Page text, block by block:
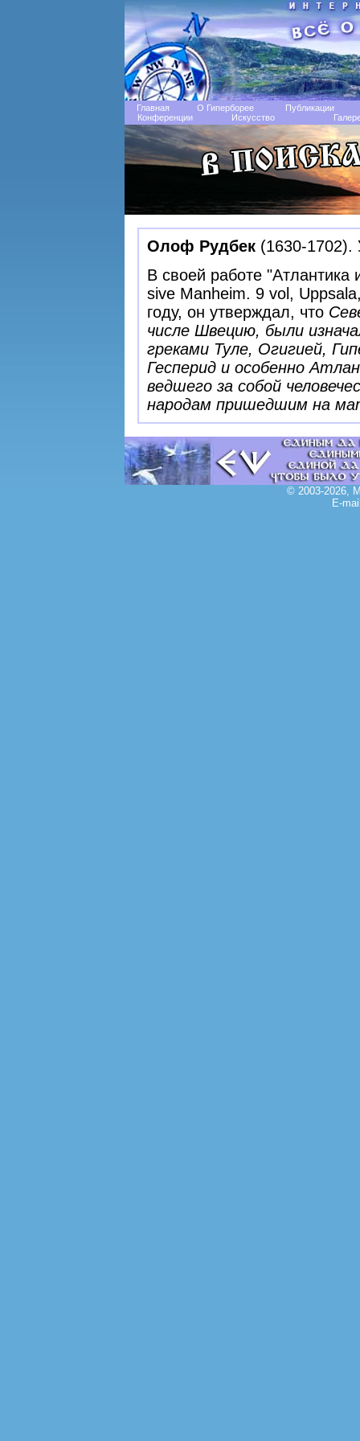
Главная О Гиперборее
Публикации
Конференции
Искусство
Олоф Рудбек (1630-1702).
В своей работе
sive Manheim. 9 vol,
году, он утверждал, что
числе Швецию, были
греками Туле, Огигией,
Гесперид и особенно
ведшего за собой
народам пришедшим на
© 2003-2026,
E-